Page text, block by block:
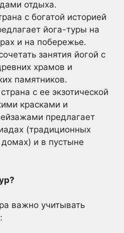
отдыха.
с богатой историей
йога-туры на
и на побережье.
занятия йогой с
храмов и
памятников.
с ее экзотической
красками и
предлагает
(традиционных
и в пустыне
важно учитывать